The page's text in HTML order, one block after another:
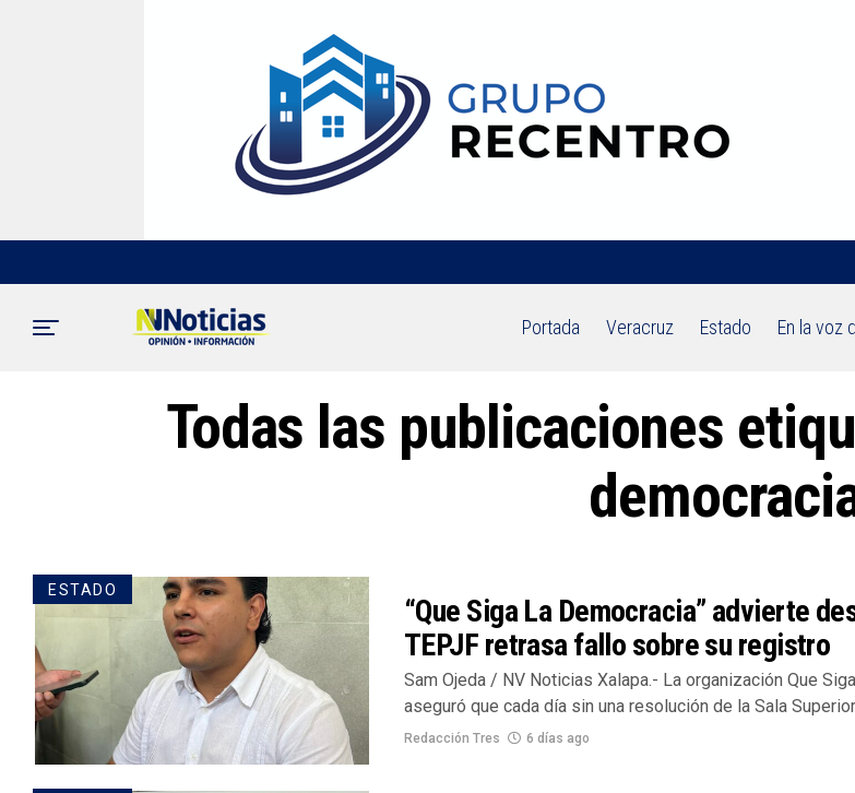
Portada Veracruz Estado En la voz
Todas las publicaciones
ESTADO
“Que Siga La Democracia” advierte
TEPJF retrasa fallo sobre su registro
Sam Ojeda / NV Noticias Xalapa.- La organización Que
aseguró que cada día sin una resolución de la Sala
Redacción Tres 6 días ago